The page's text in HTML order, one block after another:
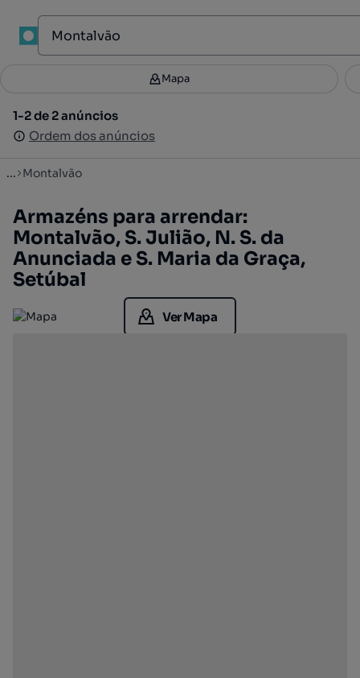
Filtros 3
1-2 de 2 anúncios
Ordem dos anúncios
Mapa
1-2 de 2 anúncios
Ordem dos anúncios
... Montalvão
Armazéns para arrendar:
Montalvão, S. Julião, N. S. da
Anunciada e S. Maria da Graça,
Setúbal
Ver Mapa